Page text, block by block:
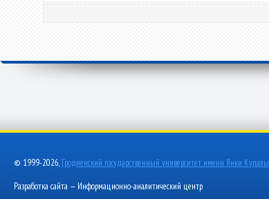
© 1999-2026, Гродненский государственный университет имени Янки Купалы
Разработка сайта — Информационно-аналитический центр